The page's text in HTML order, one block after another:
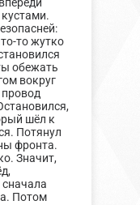
то жутко
обежать
вокруг
провод
шёл к
Потянул
фронта.
Значит,
Потом